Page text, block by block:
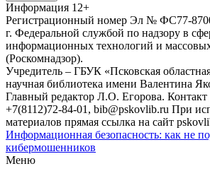
Информация 12+
Регистрационный номер Эл № ФС77-
г. Федеральной службой по надзору в
информационных технологий и
(Роскомнадзор).
Учредитель – ГБУК «Псковская
научная библиотека имени Валентина
Главный редактор Л.О. Егорова. Контакт
+7(8112)72-84-01, bib@pskovlib.ru При
материалов прямая ссылка на сайт
Информационная безопасность: как не
кибермошенников
Меню